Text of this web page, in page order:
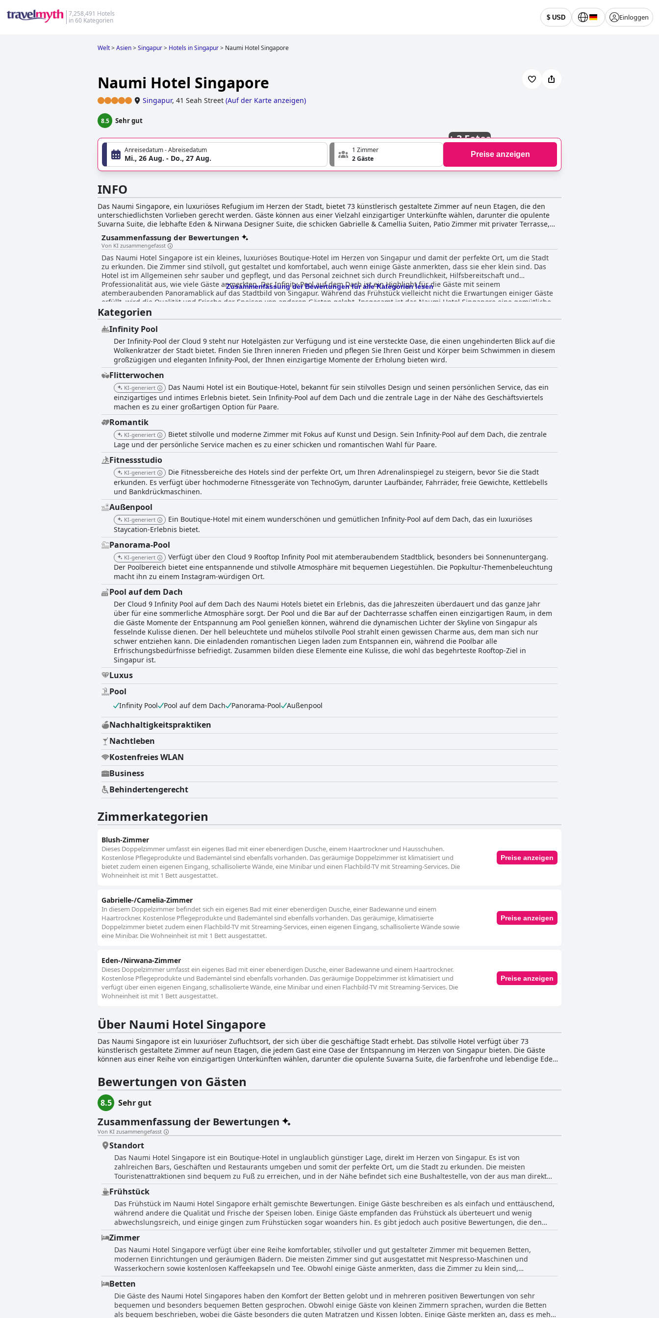
7,258,491 Hotels
in 60 Kategorien
$ USD Einloggen
Welt>Asien>Singapur> Hotels in Singapur> Naumi Hotel Singapore
Naumi Hotel Singapore
Singapur, 41 Seah Street (Auf der Karte anzeigen)
8.5 Sehr gut
+3 Fotos
Anreisedatum - Abreisedatum
Mi., 26 Aug. - Do., 27 Aug.
1 Zimmer
2 Gäste
Preise anzeigen
INFO
Das Naumi Singapore, ein luxuriöses Refugium im Herzen der Stadt, bietet 73 künstlerisch gestaltete Zimmer auf neun Etagen, die den
unterschiedlichsten Vorlieben gerecht werden. Gäste können aus einer Vielzahl einzigartiger Unterkünfte wählen, darunter die opulente
Suvarna Suite, die lebhafte Eden & Nirwana Designer Suite, die schicken Gabrielle & Camellia Suiten, Patio Zimmer mit privater Terrasse,
geräumige Oasis Zimmer oder die vom Chakra inspirierten Habitat Zimmer. Das Hotel verfügt über anspruchsvolle Annehmlichkeiten wie
den Cloud 9 Rooftop Infinity Pool & Bar, in dem die Gäste entspannen und den atemberaubenden Blick auf die Skyline genießen können,
und ein gut ausgestattetes Fitnessstudio zur Aufrechterhaltung des Fitnessprogramms. Darüber hinaus bietet das Naumi Singapore
vielseitige Veranstaltungsräume für verschiedene Anlässe, die Kreativität, Inspiration und Zusammengehörigkeit fördern und es zu einem
außergewöhnlichen Ziel für Freizeit- und Geschäftsreisende machen.
Zusammenfassung der Bewertungen
Von KI zusammengefasst
Das Naumi Hotel Singapore ist ein kleines, luxuriöses Boutique-Hotel im Herzen von Singapur und damit der perfekte Ort, um die Stadt
zu erkunden. Die Zimmer sind stilvoll, gut gestaltet und komfortabel, auch wenn einige Gäste anmerkten, dass sie eher klein sind. Das
Hotel ist im Allgemeinen sehr sauber und gepflegt, und das Personal zeichnet sich durch Freundlichkeit, Hilfsbereitschaft und
Professionalität aus, wie viele Gäste anmerkten. Der Infinity-Pool auf dem Dach ist ein Highlight für die Gäste mit seinem
atemberaubenden Panoramablick auf das Stadtbild von Singapur. Während das Frühstück vielleicht nicht die Erwartungen einiger Gäste
erfüllt, wird die Qualität und Frische der Speisen von anderen Gästen gelobt. Insgesamt ist das Naumi Hotel Singapore eine gemütliche,
komfortable und einladende Unterkunft, die eine luxuriöse Alternative zu größeren Hotels darstellt.
Zusammenfassung der Bewertungen für alle Kategorien lesen
Kategorien
Infinity Pool
Der Infinity-Pool der Cloud 9 steht nur Hotelgästen zur Verfügung und ist eine versteckte Oase, die einen ungehinderten Blick auf die
Wolkenkratzer der Stadt bietet. Finden Sie Ihren inneren Frieden und pflegen Sie Ihren Geist und Körper beim Schwimmen in diesem
großzügigen und eleganten Infinity-Pool, der Ihnen einzigartige Momente der Erholung bieten wird.
Flitterwochen
KI-generiert
Das Naumi Hotel ist ein Boutique-Hotel, bekannt für sein stilvolles Design und seinen persönlichen Service, das ein
einzigartiges und intimes Erlebnis bietet. Sein Infinity-Pool auf dem Dach und die zentrale Lage in der Nähe des Geschäftsviertels
machen es zu einer großartigen Option für Paare.
Romantik
KI-generiert
Bietet stilvolle und moderne Zimmer mit Fokus auf Kunst und Design. Sein Infinity-Pool auf dem Dach, die zentrale
Lage und der persönliche Service machen es zu einer schicken und romantischen Wahl für Paare.
Fitnessstudio
KI-generiert
Die Fitnessbereiche des Hotels sind der perfekte Ort, um Ihren Adrenalinspiegel zu steigern, bevor Sie die Stadt
erkunden. Es verfügt über hochmoderne Fitnessgeräte von TechnoGym, darunter Laufbänder, Fahrräder, freie Gewichte, Kettlebells
und Bankdrückmaschinen.
Außenpool
KI-generiert
Ein Boutique-Hotel mit einem wunderschönen und gemütlichen Infinity-Pool auf dem Dach, das ein luxuriöses
Staycation-Erlebnis bietet.
Panorama-Pool
KI-generiert
Verfügt über den Cloud 9 Rooftop Infinity Pool mit atemberaubendem Stadtblick, besonders bei Sonnenuntergang.
Der Poolbereich bietet eine entspannende und stilvolle Atmosphäre mit bequemen Liegestühlen. Die Popkultur-Themenbeleuchtung
macht ihn zu einem Instagram-würdigen Ort.
Pool auf dem Dach
Der Cloud 9 Infinity Pool auf dem Dach des Naumi Hotels bietet ein Erlebnis, das die Jahreszeiten überdauert und das ganze Jahr
über für eine sommerliche Atmosphäre sorgt. Der Pool und die Bar auf der Dachterrasse schaffen einen einzigartigen Raum, in dem
die Gäste Momente der Entspannung am Pool genießen können, während die dynamischen Lichter der Skyline von Singapur als
fesselnde Kulisse dienen. Der hell beleuchtete und mühelos stilvolle Pool strahlt einen gewissen Charme aus, dem man sich nur
schwer entziehen kann. Die einladenden romantischen Liegen laden zum Entspannen ein, während die Poolbar alle
Erfrischungsbedürfnisse befriedigt. Zusammen bilden diese Elemente eine Kulisse, die wohl das begehrteste Rooftop-Ziel in
Singapur ist.
Luxus
Pool
Infinity Pool Pool auf dem Dach Panorama-Pool Außenpool
Nachhaltigkeitspraktiken
Nachtleben
Kostenfreies WLAN
Business
Behindertengerecht
Zimmerkategorien
Blush-Zimmer
Dieses Doppelzimmer umfasst ein eigenes Bad mit einer ebenerdigen Dusche, einem Haartrockner und Hausschuhen.
Kostenlose Pflegeprodukte und Bademäntel sind ebenfalls vorhanden. Das geräumige Doppelzimmer ist klimatisiert und
bietet zudem einen eigenen Eingang, schallisolierte Wände, eine Minibar und einen Flachbild-TV mit Streaming-Services. Die
Wohneinheit ist mit 1 Bett ausgestattet.
Preise anzeigen
Gabrielle-/Camelia-Zimmer
In diesem Doppelzimmer befindet sich ein eigenes Bad mit einer ebenerdigen Dusche, einer Badewanne und einem
Haartrockner. Kostenlose Pflegeprodukte und Bademäntel sind ebenfalls vorhanden. Das geräumige, klimatisierte
Doppelzimmer bietet zudem einen Flachbild-TV mit Streaming-Services, einen eigenen Eingang, schallisolierte Wände sowie
eine Minibar. Die Wohneinheit ist mit 1 Bett ausgestattet.
Preise anzeigen
Eden-/Nirwana-Zimmer
Dieses Doppelzimmer umfasst ein eigenes Bad mit einer ebenerdigen Dusche, einer Badewanne und einem Haartrockner.
Kostenlose Pflegeprodukte und Bademäntel sind ebenfalls vorhanden. Das geräumige Doppelzimmer ist klimatisiert und
verfügt über einen eigenen Eingang, schallisolierte Wände, eine Minibar und einen Flachbild-TV mit Streaming-Services. Die
Wohneinheit ist mit 1 Bett ausgestattet.
Preise anzeigen
Über Naumi Hotel Singapore
Das Naumi Singapore ist ein luxuriöser Zufluchtsort, der sich über die geschäftige Stadt erhebt. Das stilvolle Hotel verfügt über 73
künstlerisch gestaltete Zimmer auf neun Etagen, die jedem Gast eine Oase der Entspannung im Herzen von Singapur bieten. Die Gäste
können aus einer Reihe von einzigartigen Unterkünften wählen, darunter die opulente Suvarna Suite, die farbenfrohe und lebendige Eden
Oasis Zimmer oder die vom Chakra inspirierten Habitat Zimmer. Zusätzlich zu seinen exquisiten Unterkünften bietet das Naumi Singapore
seinen Gästen eine Reihe von anspruchsvollen Annehmlichkeiten und Erlebnissen. Im Cloud 9 Rooftop Infinity Pool & Bar können die Gäste
am Pool entspannen und dabei den atemberaubenden Blick auf die Skyline von Singapur genießen. Die romantischen Liegestühle und die
Poolbar schaffen eine unvergessliche Atmosphäre, in der man die Schönheit der Stadt genießen kann. Für diejenigen, die ihre Fitness-
Routine auch auf Reisen beibehalten möchten, bietet das gut ausgestattete Fitnessstudio des Hotels die Möglichkeit, während ihres
Aufenthalts ein befriedigendes Workout zu absolvieren. Das Naumi Singapore bietet auch vielseitige Veranstaltungsräume für
verschiedene Anlässe wie Hochzeiten, Modenschauen, Präsentationen und Workshops. Diese schicken, stilvollen Räume sind darauf
ausgelegt, Kreativität, Inspiration und Zusammengehörigkeit zu fördern und machen jede Veranstaltung im Hotel zu einem
unvergesslichen Erlebnis. Ganz gleich, ob die Gäste eine luxuriöse Flucht aus dem Großstadttrubel oder einen inspirierenden Ort für ihre
nächste Veranstaltung suchen, das Naumi Singapore bietet ein außergewöhnliches Erlebnis im Herzen von Singapur.
Bewertungen von Gästen
8.5 Sehr gut
Zusammenfassung der Bewertungen
Von KI zusammengefasst
Standort
Das Naumi Hotel Singapore ist ein Boutique-Hotel in unglaublich günstiger Lage, direkt im Herzen von Singapur. Es ist von
zahlreichen Bars, Geschäften und Restaurants umgeben und somit der perfekte Ort, um die Stadt zu erkunden. Die meisten
Touristenattraktionen sind bequem zu Fuß zu erreichen, und in der Nähe befindet sich eine Bushaltestelle, von der aus man direkt
zum Flughafen gelangen kann. Auch die U-Bahn, das Stadtzentrum und Kampong Glam sind vom Hotel aus zu Fuß zu erreichen. Die
Lage ist ideal für alle, die Restaurants, Einkaufsmöglichkeiten und Attraktionen schnell erreichen wollen. Das Hotel selbst liegt in der
Nähe der öffentlichen Verkehrsmittel und verfügt über einen tollen Pool auf dem Dach. Service, Qualität, Sauberkeit und Lage sind
erstklassig. Das Hotel befindet sich in einer Gegend, in der Restaurants, Züge und Einkaufsmöglichkeiten leicht zu erreichen sind.
Insgesamt ist das Naumi Hotel Singapore aufgrund seiner zentralen Lage und der Nähe zu allem ein sehr guter Ort für einen
Aufenthalt.
Frühstück
Das Frühstück im Naumi Hotel Singapore erhält gemischte Bewertungen. Einige Gäste beschreiben es als einfach und enttäuschend,
während andere die Qualität und Frische der Speisen loben. Einige Gäste empfanden das Frühstück als überteuert und wenig
abwechslungsreich, und einige gingen zum Frühstücken sogar woanders hin. Es gibt jedoch auch positive Bewertungen, die den
hervorragenden Service im Frühstücksbereich und das köstliche Essen im Hotelrestaurant erwähnen. Insgesamt entspricht das
Frühstück vielleicht nicht den Erwartungen einiger Gäste, aber für die meisten ist es ausreichend und zufriedenstellend.
Zimmer
Das Naumi Hotel Singapore verfügt über eine Reihe komfortabler, stilvoller und gut gestalteter Zimmer mit bequemen Betten,
modernen Einrichtungen und geräumigen Bädern. Die meisten Zimmer sind gut ausgestattet mit Nespresso-Maschinen und
Wasserkochern sowie kostenlosen Kaffeekapseln und Tee. Obwohl einige Gäste anmerkten, dass die Zimmer zu klein sind,
empfanden viele sie als gemütlich und komfortabel. Die Einrichtung ist geschmackvoll und einige Zimmer sind einzigartig gestaltet.
Einige Gäste fanden die Zimmerausstattung gut, während andere anmerkten, dass die Zimmer eine kleine Auffrischung benötigen.
Auch eine Renovierung des Badezimmers wurde von einigen Gästen angeregt. Im Allgemeinen schienen die Zimmer jedoch sehr
sauber und gut gepflegt zu sein. Einige Gäste lobten die gute Aufteilung, die geschickte Raumnutzung und die gute
Ablagemöglichkeit in den Zimmern. Während einige die Beleuchtung als nicht gut empfanden, schätzten andere die helle und
Betten
Die Gäste des Naumi Hotel Singapores haben den Komfort der Betten gelobt und in mehreren positiven Bewertungen von sehr
bequemen und besonders bequemen Betten gesprochen. Obwohl einige Gäste von kleinen Zimmern sprachen, wurden die Betten
als bequem beschrieben, wobei die Gäste besonders die guten Matratzen und Kissen lobten. Einige Gäste merkten an, dass es mehr